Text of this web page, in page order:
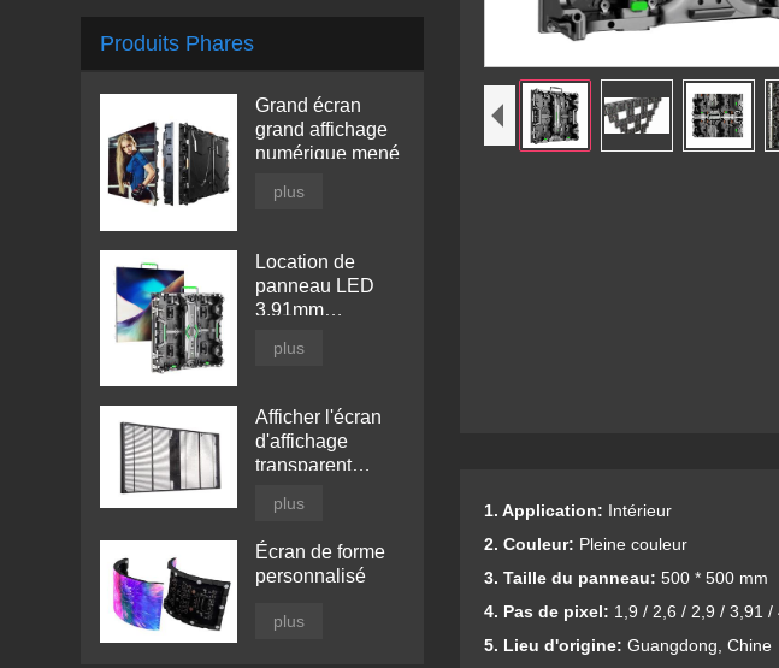
1. Application: Intérieur
2. Couleur: Pleine couleur
3. Taille du panneau: 500 * 500 mm
4. Pas de pixel: 1,9 / 2,6 / 2,9 / 3,91 /
5. Lieu d'origine: Guangdong, Chine
Produits Phares
Grand écran
grand affichage
numérique mené
plus
Location de
panneau LED
3.91mm
plus
Afficher l'écran
d'affichage
transparent
plus
Écran de forme
personnalisé
plus